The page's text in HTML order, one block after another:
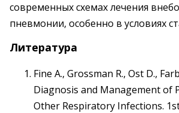
современных схемах лечения
пневмонии, особенно в условиях
Литература
Fine A., Grossman R., Ost D.,
Diagnosis and Management of
Other Respiratory Infections.